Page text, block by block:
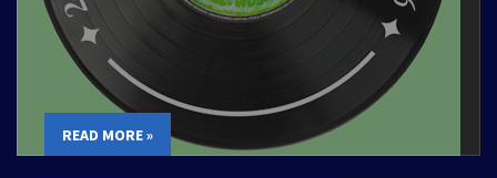
READ MORE »